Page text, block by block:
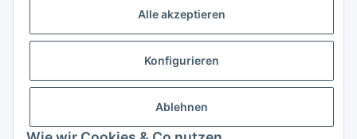
Alle akzeptieren
Konfigurieren
Ablehnen
Finden Sie uns auf Google Maps